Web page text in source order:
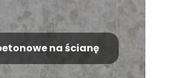
na ścianę